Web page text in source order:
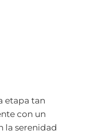
etapa tan
con un
la serenidad